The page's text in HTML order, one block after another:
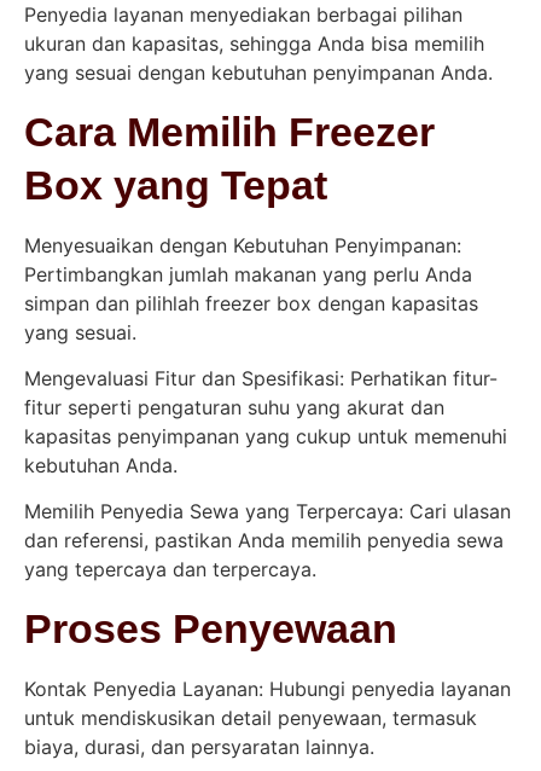
Penyedia layanan menyediakan berbagai pilihan
ukuran dan kapasitas, sehingga Anda bisa memilih
yang sesuai dengan kebutuhan penyimpanan Anda.
Cara Memilih Freezer
Box yang Tepat
Menyesuaikan dengan Kebutuhan Penyimpanan:
Pertimbangkan jumlah makanan yang perlu Anda
simpan dan pilihlah freezer box dengan kapasitas
yang sesuai.
Mengevaluasi Fitur dan Spesifikasi: Perhatikan fitur-
fitur seperti pengaturan suhu yang akurat dan
kapasitas penyimpanan yang cukup untuk memenuhi
kebutuhan Anda.
Memilih Penyedia Sewa yang Terpercaya: Cari ulasan
dan referensi, pastikan Anda memilih penyedia sewa
yang tepercaya dan terpercaya.
Proses Penyewaan
Kontak Penyedia Layanan: Hubungi penyedia layanan
untuk mendiskusikan detail penyewaan, termasuk
biaya, durasi, dan persyaratan lainnya.